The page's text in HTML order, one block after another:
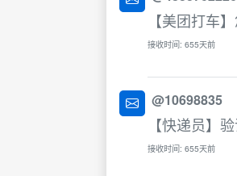
【美团打车
接收时间: 655天前
@10698835
【快递员】
接收时间: 655天前